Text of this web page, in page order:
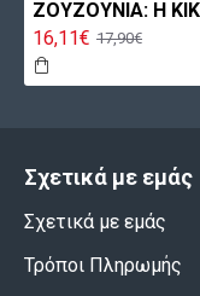
16,11€ 17,90€
Σχετικά με εμάς
Σχετικά με εμάς
Τρόποι Πληρωμής